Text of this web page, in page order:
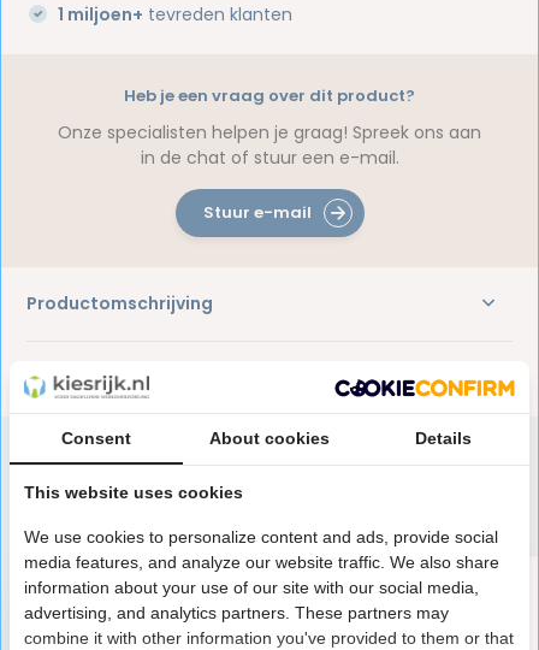
1 miljoen+ tevreden klanten
Productomschrijving
Reviews
Heb je een vraag over dit product?
Onze specialisten helpen je graag! Spreek ons aan
in de chat of stuur een e-mail.
Stuur e-mail
Speciaal aanbevolen voor jou
Consent About cookies Details
This website uses cookies
We use cookies to personalize content and ads, provide social
media features, and analyze our website traffic. We also share
information about your use of our site with our social media,
advertising, and analytics partners. These partners may
combine it with other information you've provided to them or that